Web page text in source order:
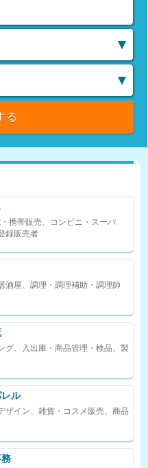
携帯販売、コンビニ・スーパ
録販売者
酒屋、調理・調理補助・調理師
グ、入出庫・商品管理・検品、製
ル
ザイン、雑貨・コスメ販売、商品